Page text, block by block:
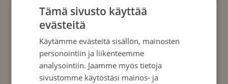
LinkedIn- Sonja Söderholm
Tämä sivusto käyttää
evästeitä
Käytämme evästeitä sisällön, mainosten
personointiin ja liikenteemme
analysointiin. Jaamme myös tietoja
sivustomme käytöstäsi mainos- ja